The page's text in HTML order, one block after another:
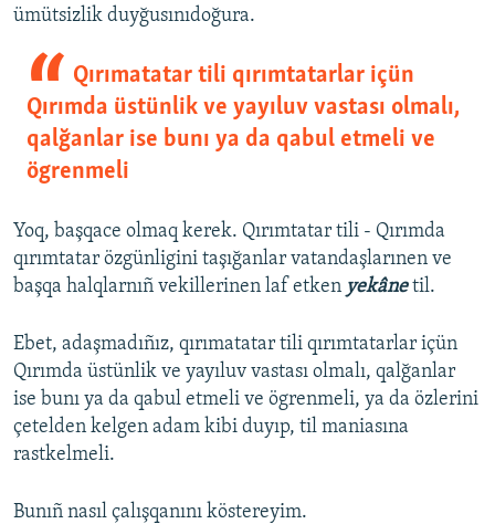
ümütsizlik duyğusınıdoğura.
Qırımatatar tili qırımtatarlar içün
Qırımda üstünlik ve yayıluv vastası olmalı,
qalğanlar ise bunı ya da qabul etmeli ve
ögrenmeli
Yoq, başqace olmaq kerek. Qırımtatar tili - Qırımda
qırımtatar özgünligini taşığanlar vatandaşlarınen ve
başqa halqlarnıñ vekillerinen laf etken yekânetil.
Ebet, adaşmadıñız, qırımatatar tili qırımtatarlar içün
Qırımda üstünlik ve yayıluv vastası olmalı, qalğanlar
ise bunı ya da qabul etmeli ve ögrenmeli, ya da özlerini
çetelden kelgen adam kibi duyıp, til maniasına
rastkelmeli.
Bunıñ nasıl çalışqanını köstereyim.